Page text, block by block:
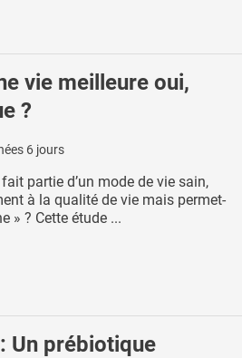
vie meilleure oui,
?
6 jours
partie d’un mode de vie sain,
à la qualité de vie mais permet-
» ? Cette étude ...
: Un prébiotique